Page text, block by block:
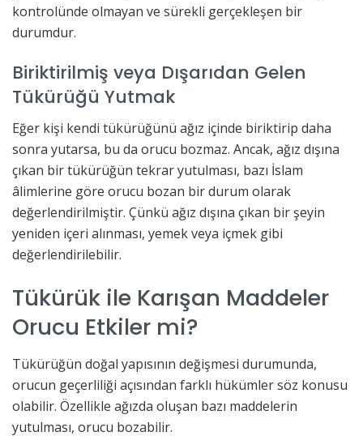
kontrolünde olmayan ve sürekli gerçekleşen bir
durumdur.
Biriktirilmiş veya Dışarıdan Gelen
Tükürüğü Yutmak
Eğer kişi kendi tükürüğünü ağız içinde biriktirip daha
sonra yutarsa, bu da orucu bozmaz. Ancak, ağız dışına
çıkan bir tükürüğün tekrar yutulması, bazı İslam
âlimlerine göre orucu bozan bir durum olarak
değerlendirilmiştir. Çünkü ağız dışına çıkan bir şeyin
yeniden içeri alınması, yemek veya içmek gibi
değerlendirilebilir.
Tükürük ile Karışan Maddeler
Orucu Etkiler mi?
Tükürüğün doğal yapısının değişmesi durumunda,
orucun geçerliliği açısından farklı hükümler söz konusu
olabilir. Özellikle ağızda oluşan bazı maddelerin
yutulması, orucu bozabilir.